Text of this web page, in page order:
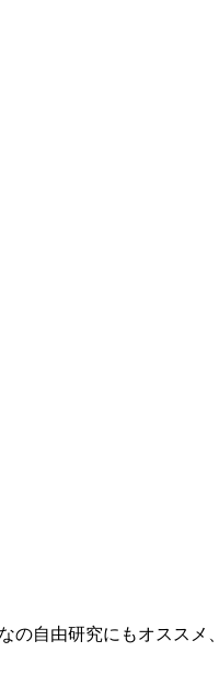
の自由研究にもオススメ